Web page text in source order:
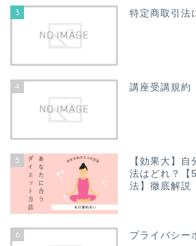
3 特定商取引法
4 講座受講規約
5
【効果大】
法はどれ？【
法】徹底解説
6 プライバシー